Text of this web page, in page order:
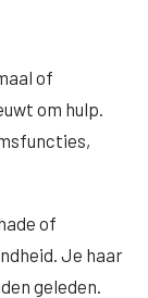
of
om hulp.
of
Je haar
geleden.